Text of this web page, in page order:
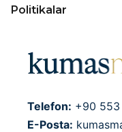
Politikalar
Telefon: +90
E-Posta: